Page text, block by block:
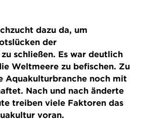
dazu da, um
der
schließen. Es war deutlich
Weltmeere zu befischen. Zu
Aquakulturbranche noch mit
Nach und nach änderte
treiben viele Faktoren das
voran.